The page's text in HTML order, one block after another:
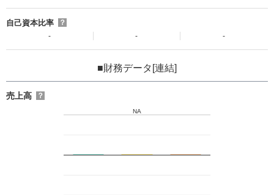
自己資本比率
？
-
- -
■財務データ[連結]
売上高 ？
NA